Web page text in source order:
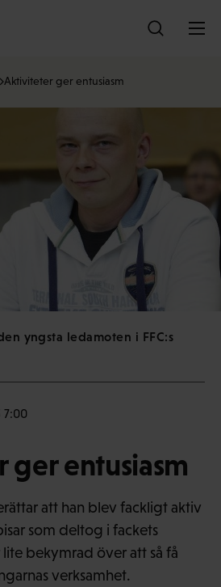
Aktiviteter ger entusiasm
yngsta ledamoten i FFC:s
7:00
entusiasm
att han blev fackligt aktiv
som deltog i fackets
bekymrad över att så få
verksamhet.